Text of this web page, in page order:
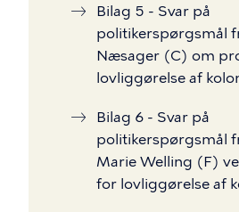
Bilag 5 - Svar på
politikerspørgsmål
Næsager (C) om
lovliggørelse af
Bilag 6 - Svar på
politikerspørgsmål
Marie Welling (F)
for lovliggørelse af